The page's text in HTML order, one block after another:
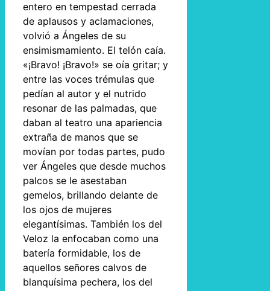
entero en tempestad cerrada
de aplausos y aclamaciones,
volvió a Ángeles de su
ensimismamiento. El telón caía.
«¡Bravo! ¡Bravo!» se oía gritar; y
entre las voces trémulas que
pedían al autor y el nutrido
resonar de las palmadas, que
daban al teatro una apariencia
extraña de manos que se
movían por todas partes, pudo
ver Ángeles que desde muchos
palcos se le asestaban
gemelos, brillando delante de
los ojos de mujeres
elegantísimas. También los del
Veloz la enfocaban como una
batería formidable, los de
aquellos señores calvos de
blanquísima pechera, los del